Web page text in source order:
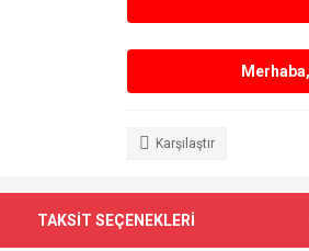
Karşılaştır
TAKSİT SEÇENEKLERİ